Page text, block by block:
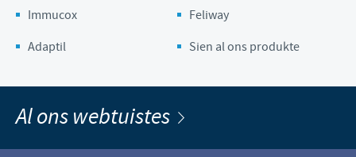
Immucox
Feliway
Adaptil
Sien al ons produkte
Al ons webtuistes